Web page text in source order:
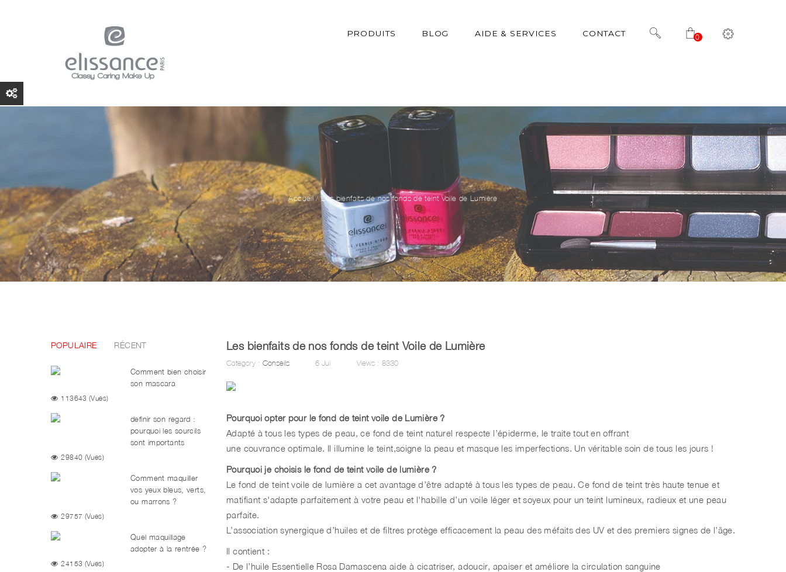
PRODUITS BLOG AIDE & SERVICES CONTACT 0
Accueil /Les bienfaits de nos fonds de teint Voile de Lumière
POPULAIRE RÉCENT
Comment bien choisir
son mascara
113643 (Vues)
definir son regard :
pourquoi les sourcils
sont importants
29840 (Vues)
Comment maquiller
vos yeux bleus, verts,
ou marrons ?
29757 (Vues)
Quel maquillage
adopter à la rentrée ?
24153 (Vues)
Les bienfaits de nos fonds de teint Voile de Lumière
Category : Conseils 6Jui Views : 8330
Pourquoi opter pour le fond de teint voile de Lumière ?
Adapté à tous les types de peau, ce fond de teint naturel respecte l’épiderme, le traite tout en offrant
une couvrance optimale. Il illumine le teint,soigne la peau et masque les imperfections. Un véritable soin de tous les jours !
Pourquoi je choisis le fond de teint voile de lumière ?
Le fond de teint voile de lumière a cet avantage d’être adapté à tous les types de peau. Ce fond de teint très haute tenue et
matifiant s'adapte parfaitement à votre peau et l'habille d’un voile léger et soyeux pour un teint lumineux, radieux et une peau
parfaite.
L’association synergique d’huiles et de filtres protège efficacement la peau des méfaits des UV et des premiers signes de l’âge.
Il contient :
- De l’huile Essentielle Rosa Damascena aide à cicatriser, adoucir, apaiser et améliore la circulation sanguine